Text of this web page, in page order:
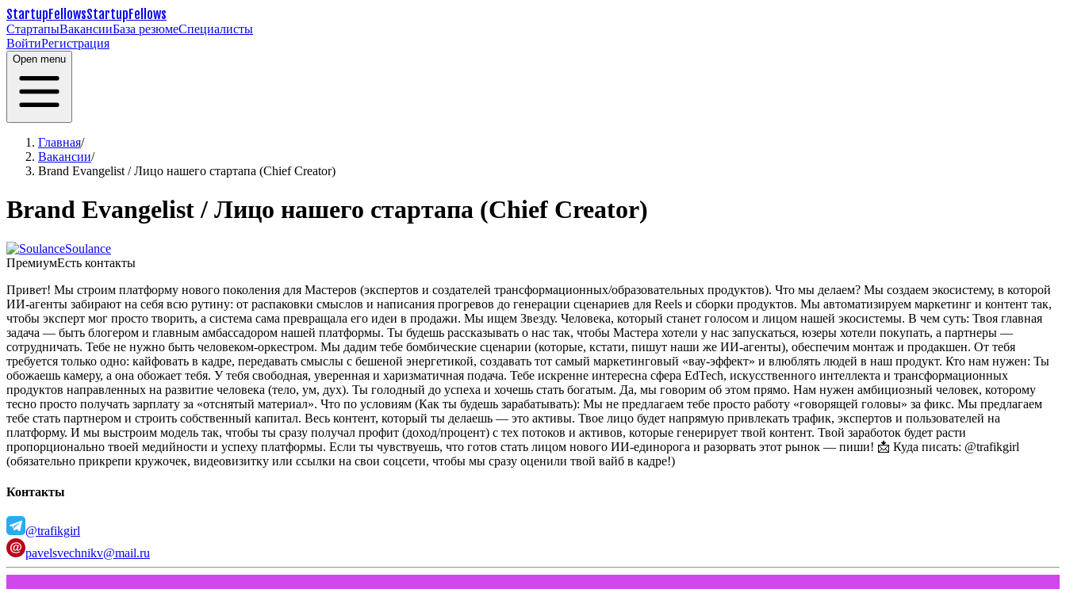
StartupFellowsStartupFellows
СтартапыВакансииБаза резюмеСпециалисты
ВойтиРегистрация
Open menu
Главная/
Вакансии/
Brand Evangelist / Лицо нашего стартапа (Chief Creator)
Brand Evangelist / Лицо нашего стартапа (Chief Creator)
Soulance
ПремиумЕсть контакты
Привет! Мы строим платформу нового поколения для Мастеров (экспертов и создателей трансформационных/образовательных продуктов). Что мы делаем? Мы создаем экосистему, в которой
ИИ-агенты забирают на себя всю рутину: от распаковки смыслов и написания прогревов до генерации сценариев для Reels и сборки продуктов. Мы автоматизируем маркетинг и контент так,
чтобы эксперт мог просто творить, а система сама превращала его идеи в продажи. Мы ищем Звезду. Человека, который станет голосом и лицом нашей экосистемы. В чем суть: Твоя главная
задача — быть блогером и главным амбассадором нашей платформы. Ты будешь рассказывать о нас так, чтобы Мастера хотели у нас запускаться, юзеры хотели покупать, а партнеры —
сотрудничать. Тебе не нужно быть человеком-оркестром. Мы дадим тебе бомбические сценарии (которые, кстати, пишут наши же ИИ-агенты), обеспечим монтаж и продакшен. От тебя
требуется только одно: кайфовать в кадре, передавать смыслы с бешеной энергетикой, создавать тот самый маркетинговый «вау-эффект» и влюблять людей в наш продукт. Кто нам нужен: Ты
обожаешь камеру, а она обожает тебя. У тебя свободная, уверенная и харизматичная подача. Тебе искренне интересна сфера EdTech, искусственного интеллекта и трансформационных
продуктов направленных на развитие человека (тело, ум, дух). Ты голодный до успеха и хочешь стать богатым. Да, мы говорим об этом прямо. Нам нужен амбициозный человек, которому
тесно просто получать зарплату за «отснятый материал». Что по условиям (Как ты будешь зарабатывать): Мы не предлагаем тебе просто работу «говорящей головы» за фикс. Мы предлагаем
тебе стать партнером и строить собственный капитал. Весь контент, который ты делаешь — это активы. Твое лицо будет напрямую привлекать трафик, экспертов и пользователей на
платформу. И мы выстроим модель так, чтобы ты сразу получал профит (доход/процент) с тех потоков и активов, которые генерирует твой контент. Твой заработок будет расти
пропорционально твоей медийности и успеху платформы. Если ты чувствуешь, что готов стать лицом нового ИИ-единорога и разорвать этот рынок — пиши! 📩 Куда писать: @trafikgirl
(обязательно прикрепи кружочек, видеовизитку или ссылки на свои соцсети, чтобы мы сразу оценили твой вайб в кадре!)
Контакты
@trafikgirl
pavelsvechnikv@mail.ru